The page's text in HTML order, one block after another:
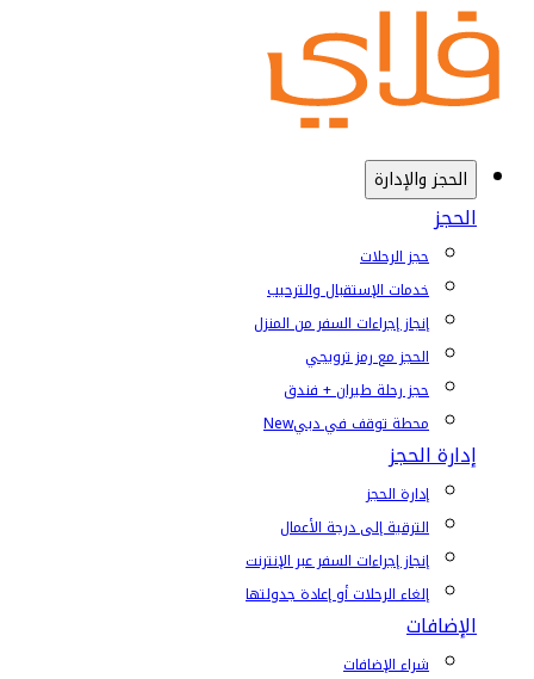
الحجز والإدارة
الحجز
حجز الرحلات
خدمات الإستقبال والترحيب
إنجاز إجراءات السفر من المنزل
الحجز مع رمز ترويجي
حجز رحلة طيران + فندق
محطة توقف في دبيNew
إدارة الحجز
إدارة الحجز
الترقية إلى درجة الأعمال
إنجاز إجراءات السفر عبر الإنترنت
إلغاء الرحلات أو إعادة جدولتها
الإضافات
شراء الإضافات